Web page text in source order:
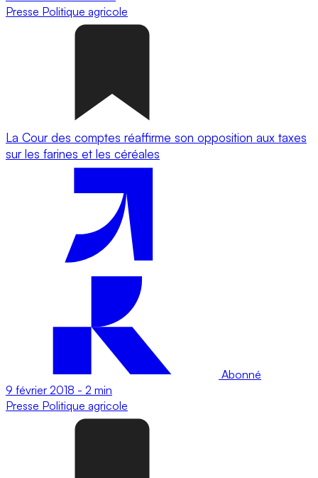
Presse Politique agricole
La Cour des comptes réaffirme son opposition aux taxes
sur les farines et les céréales
Abonné
9 février 2018 - 2 min
Presse Politique agricole